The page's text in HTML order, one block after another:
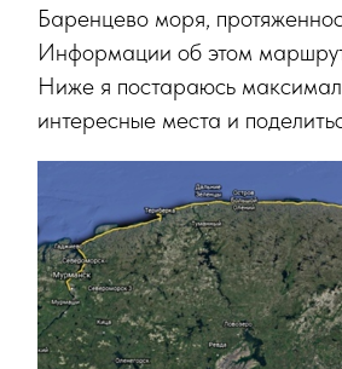
Баренцево моря,
Информации об этом
Ниже я постараюсь
интересные места и